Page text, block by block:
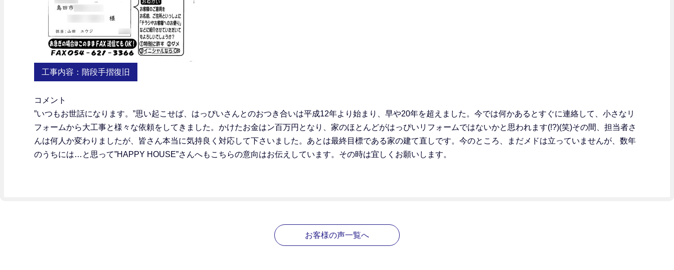
工事内容： 階段手摺復旧
コメント
”いつもお世話になります。”思い起こせば、はっぴいさんとのおつき合いは平成12年より始まり、早や20年を超えました。今では何かあるとすぐに連絡して、小さなリ
フォームから大工事と様々な依頼をしてきました。かけたお金はン百万円となり、家のほとんどがはっぴいリフォームではないかと思われます(!?)(笑)その間、担当者さ
んは何人か変わりましたが、皆さん本当に気持良く対応して下さいました。あとは最終目標である家の建て直しです。今のところ、まだメドは立っていませんが、数年
のうちには…と思って”HAPPY HOUSE”さんへもこちらの意向はお伝えしています。その時は宜しくお願いします。
お客様の声一覧へ